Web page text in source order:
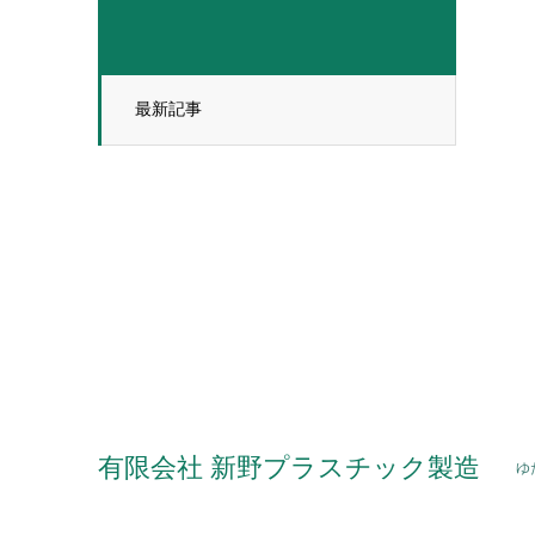
最新記事
有限会社 新野プラスチック製造 ゆ